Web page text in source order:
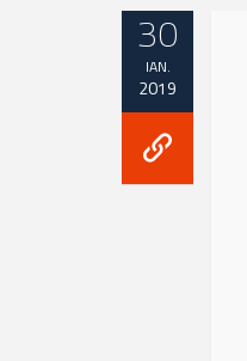
30
IAN.
2019